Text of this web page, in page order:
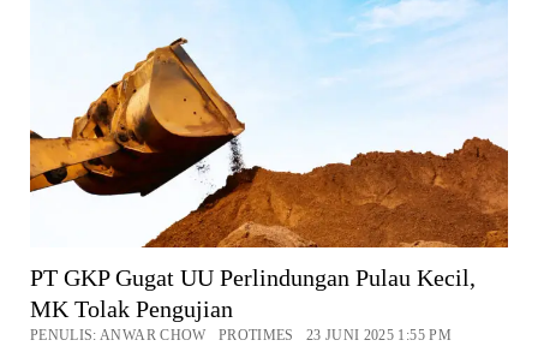
PT GKP Gugat UU Perlindungan Pulau Kecil,
MK Tolak Pengujian
PENULIS: ANWAR CHOW PROTIMES 23 JUNI 2025 1:55 PM